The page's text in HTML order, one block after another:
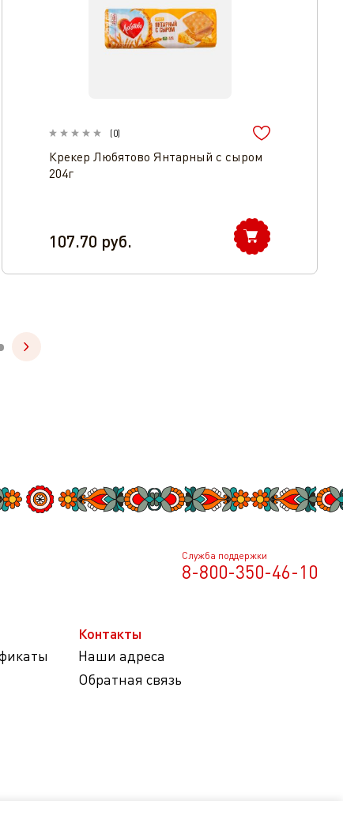
(0)
Крекер Любятово Янтарный с сыром
204г
107.70 руб.
Служба поддержки
8-800-350-46-10
Контакты
Наши адреса
Обратная связь